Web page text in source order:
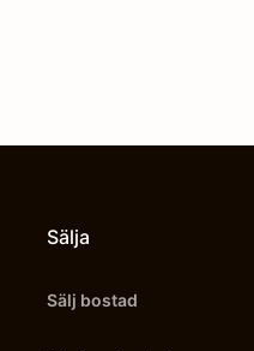
Sälja
Sälj bostad